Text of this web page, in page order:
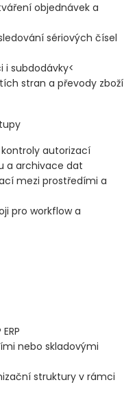
objednávek a
sériových čísel
i subdodávky<
stran a převody zboží
autorizací
a archivace dat
mezi prostředími a
pro workflow a
nebo skladovými
struktury v rámci